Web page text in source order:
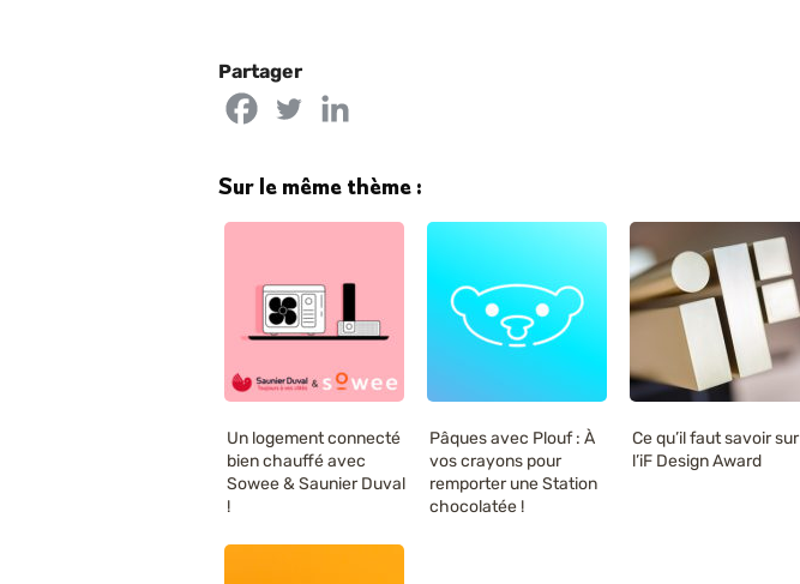
Partager
Sur le même thème :
Un logement connecté
bien chauffé avec
Sowee & Saunier Duval
!
Pâques avec Plouf : À
vos crayons pour
remporter une Station
chocolatée !
Ce qu’il faut savoir sur
l’iF Design Award